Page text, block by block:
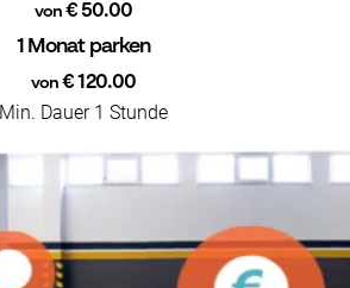
von€ 50.00
1 Monat parken
von € 120.00
Min. Dauer 1 Stunde